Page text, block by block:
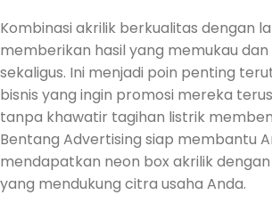
Kombinasi akrilik berkualitas dengan
memberikan hasil yang memukau
sekaligus. Ini menjadi poin penting
bisnis yang ingin promosi mereka
tanpa khawatir tagihan listrik
Bentang Advertising siap membantu
mendapatkan neon box akrilik
yang mendukung citra usaha Anda.